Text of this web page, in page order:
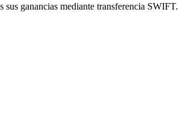
ganancias mediante transferencia SWIFT.